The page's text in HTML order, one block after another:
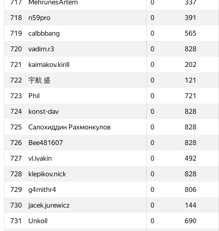
717
MehrunesArtem 0
337
718
n59pro 0
391
719
calbbbang 0
565
720
vadim.r3 0
828
721
kaimakov.kirill 0
202
722
宇航 盛 0
121
723
Phil 0
721
724
konst-dav 0
828
725
Салохиддин Рахмонкулов 0
828
726
Bee481607 0
828
727
vl.ivakin 0
492
728
klepikov.nick 0
828
729
g4mithr4 0
806
730
jacek.jurewicz 0
144
731
Unkoll 0
690
717
MehrunesArtem 0
337
718
n59pro 0
391
719
calbbbang 0
565
720
vadim.r3 0
828
721
kaimakov.kirill 0
202
722
宇航 盛 0
121
723
Phil 0
721
724
konst-dav 0
828
725
Салохиддин Рахмонкулов 0
828
726
Bee481607 0
828
727
vl.ivakin 0
492
728
klepikov.nick 0
828
729
g4mithr4 0
806
730
jacek.jurewicz 0
144
731
Unkoll 0
690